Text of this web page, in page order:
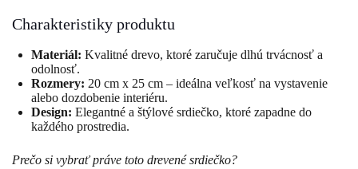
Charakteristiky produktu
Materiál: Kvalitné drevo, ktoré zaručuje dlhú trvácnosť a
odolnosť.
Rozmery: 20 cm x 25 cm – ideálna veľkosť na vystavenie
alebo dozdobenie interiéru.
Design: Elegantné a štýlové srdiečko, ktoré zapadne do
každého prostredia.
Prečo si vybrať práve toto drevené srdiečko?